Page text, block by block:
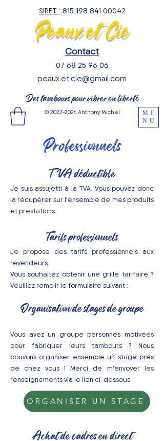
ME
NU
© 2022-2026Anthony Michel
Peaux et Cie
Des tambours pour vibrer en liberté
SIRET : 815 198 841 00042
Contact
07 68 25 96 06
peaux.et.cie@gmail.com
Professionnels
TVA déductible
Je suis assujetti à la TVA. Vous pouvez donc
la récupérer sur l'ensemble de mes produits
et prestations.
Tarifs professionnels
Je propose des tarifs professionnels aux
revendeurs.
Vous souhaitez obtenir une grille tarifaire ?
Veuillez remplir le formulaire suivant :
Organisation de stages de groupe
Vous avez un groupe personnes motivées
pour fabriquer leurs tambours ? Nous
pouvons organiser ensemble un stage près
de chez vous ! Merci de m'envoyer les
renseignements via le lien ci-dessous.
ORGANISER UN STAGE
Achat de cadres en direct